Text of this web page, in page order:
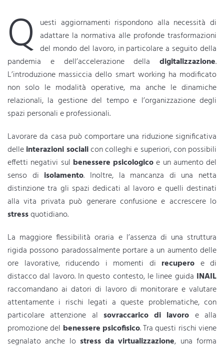
Q uesti aggiornamenti rispondono alla necessità di
adattare la normativa alle profonde trasformazioni
del mondo del lavoro, in particolare a seguito della
pandemia e dell’accelerazione della digitalizzazione.
L’introduzione massiccia dello smart working ha modificato
non solo le modalità operative, ma anche le dinamiche
relazionali, la gestione del tempo e l’organizzazione degli
spazi personali e professionali.
Lavorare da casa può comportare una riduzione significativa
delleinterazioni socialicon colleghi e superiori, con possibili
effetti negativi sul benessere psicologicoe un aumento del
senso di isolamento. Inoltre, la mancanza di una netta
distinzione tra gli spazi dedicati al lavoro e quelli destinati
alla vita privata può generare confusione e accrescere lo
stressquotidiano.
La maggiore flessibilità oraria e l’assenza di una struttura
rigida possono paradossalmente portare a un aumento delle
ore lavorative, riducendo i momenti di recupero e di
distacco dal lavoro. In questo contesto, le linee guida INAIL
raccomandano ai datori di lavoro di monitorare e valutare
attentamente i rischi legati a queste problematiche, con
particolare attenzione al sovraccarico di lavoro e alla
promozione del benessere psicofisico. Tra questi rischi viene
segnalato anche lo stress da virtualizzazione, una forma